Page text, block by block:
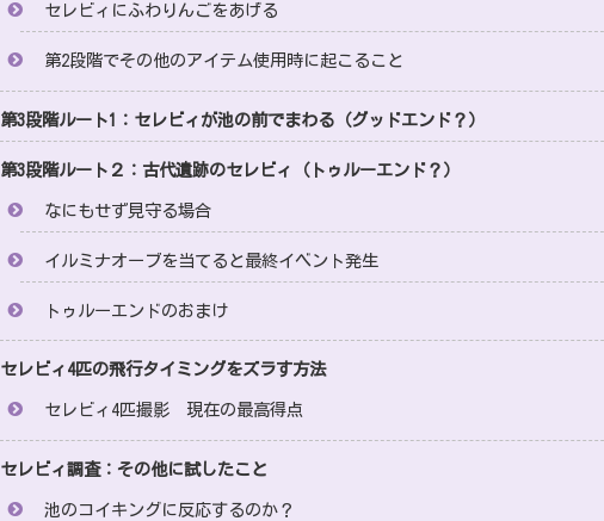
セレビィにふわりんごをあげる
第2段階でその他のアイテム使用時に起こること
第3段階ルート1：セレビィが池の前でまわる（グッドエンド？）
第3段階ルート２：古代遺跡のセレビィ（トゥルーエンド？）
なにもせず見守る場合
イルミナオーブを当てると最終イベント発生
トゥルーエンドのおまけ
セレビィ4匹の飛行タイミングをズラす方法
セレビィ4匹撮影 現在の最高得点
セレビィ調査：その他に試したこと
池のコイキングに反応するのか？